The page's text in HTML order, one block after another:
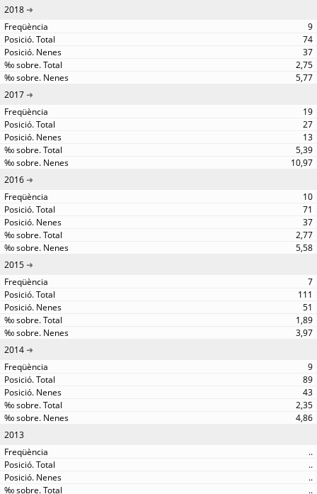
2018
9
74
37
2,75
5,77
2017
19
27
13
5,39
10,97
2016
10
71
37
2,77
5,58
2015
7
111
51
1,89
3,97
2014
9
89
43
2,35
4,86
2013
..
..
..
..